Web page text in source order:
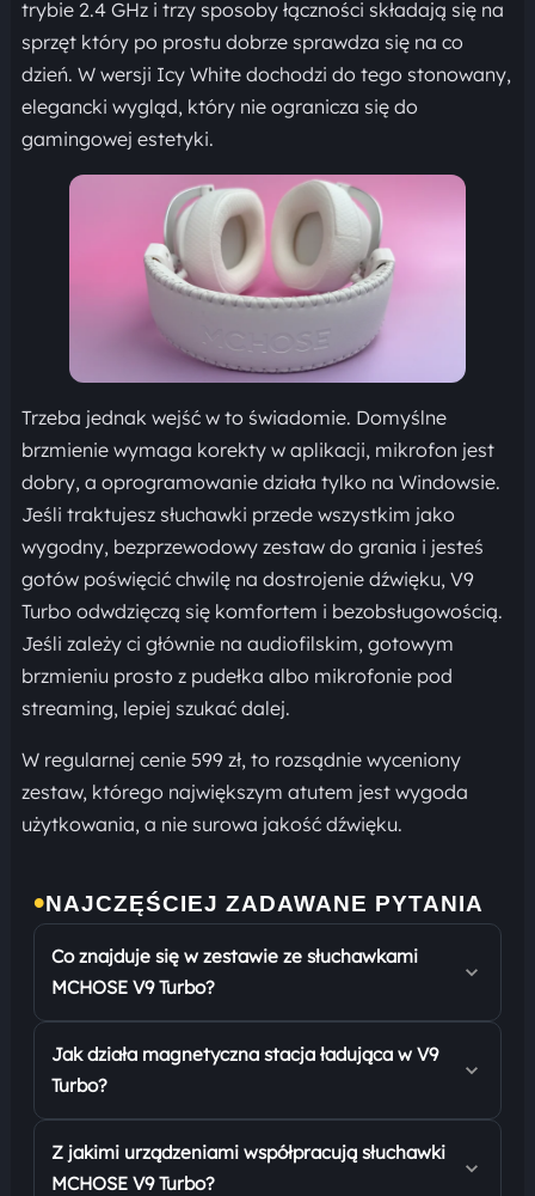
trybie 2.4 GHz i trzy sposoby łączności składają się na
sprzęt który po prostu dobrze sprawdza się na co
dzień. W wersji Icy White dochodzi do tego stonowany,
elegancki wygląd, który nie ogranicza się do
gamingowej estetyki.
Trzeba jednak wejść w to świadomie. Domyślne
brzmienie wymaga korekty w aplikacji, mikrofon jest
dobry, a oprogramowanie działa tylko na Windowsie.
Jeśli traktujesz słuchawki przede wszystkim jako
wygodny, bezprzewodowy zestaw do grania i jesteś
gotów poświęcić chwilę na dostrojenie dźwięku, V9
Turbo odwdzięczą się komfortem i bezobsługowością.
Jeśli zależy ci głównie na audiofilskim, gotowym
brzmieniu prosto z pudełka albo mikrofonie pod
streaming, lepiej szukać dalej.
W regularnej cenie 599 zł, to rozsądnie wyceniony
zestaw, którego największym atutem jest wygoda
użytkowania, a nie surowa jakość dźwięku.
•NAJCZĘŚCIEJ ZADAWANE PYTANIA
Co znajduje się w zestawie ze słuchawkami
MCHOSE V9 Turbo?
Jak działa magnetyczna stacja ładująca w V9
Turbo?
Z jakimi urządzeniami współpracują słuchawki
MCHOSE V9 Turbo?